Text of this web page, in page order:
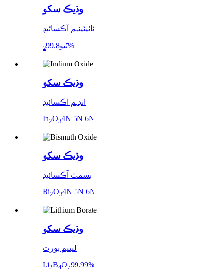
وڌيڪ سکو
ٽائيٽينيم آڪسائيڊ
ٽيو 2 99.8%
وڌيڪ سکو
انڊيم آڪسائيڊ
In2O34N 5N 6N
وڌيڪ سکو
بسمٿ آڪسائيڊ
Bi2O34N 5N 6N
وڌيڪ سکو
ليتيم بورٽ
Li2B4O799.99%